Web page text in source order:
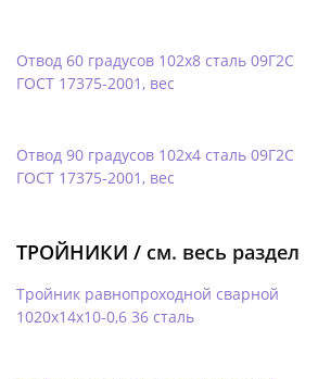
Отвод 60 градусов 102х8 сталь 09Г2С
ГОСТ 17375-2001, вес
Отвод 90 градусов 102х4 сталь 09Г2С
ГОСТ 17375-2001, вес
ТРОЙНИКИ / см. весь раздел
Тройник равнопроходной сварной
1020х14х10-0,6 36 сталь